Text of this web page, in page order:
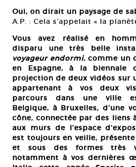
Oui, on dirait un paysage de
A.P. : Cela s’appelait « la
Vous avez réalisé en
disparu une très belle
voyageur endormi, comme un
en Espagne, à la biennale
projection de deux vidéos sur
appartenant à vos deux
parcours dans une ville
Belgique, à Bruxelles, d’une
cône, connectée par des liens
aux murs de l’espace
est toujours en veille,
et sous des formes très
notamment à vos dernières